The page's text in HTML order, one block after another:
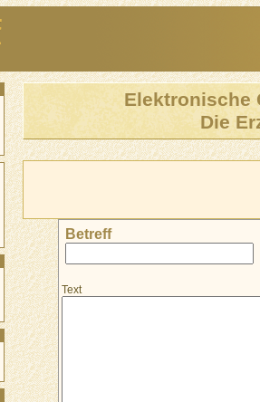
Elektronische
Die
Betreff
Text